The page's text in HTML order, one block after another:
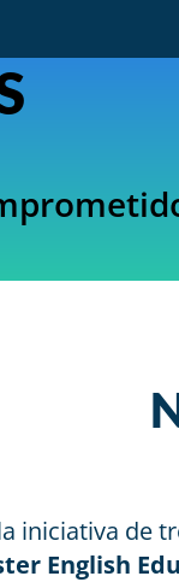
iniciativa
English